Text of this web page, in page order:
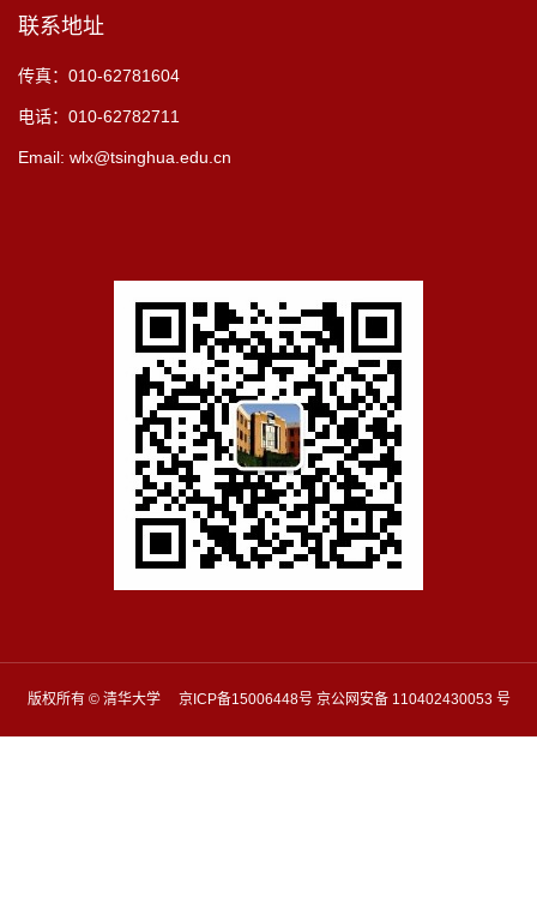
联系地址
传真：010-62781604
电话：010-62782711
Email: wlx@tsinghua.edu.cn
版权所有 © 清华大学 京ICP备15006448号 京公网安备 110402430053 号